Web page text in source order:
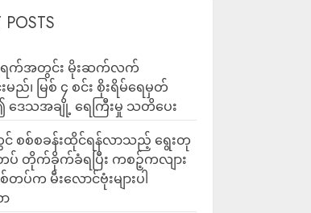
POSTS
ရက်အတွင်း မိုးဆက်လက်
မည်၊ မြစ် ၄ စင်း စိုးရိမ်ရေမှတ်
ဒေသအချို့ ရေကြီးမှု သတိပေး
စစ်စခန်းထိုင်ရန်လာသည့် ရွေးတု
ပ် တိုက်ခိုက်ခံရပြီး ကစဉ့်ကလျား
ပ်က မီးလောင်ဗုံးများပါ